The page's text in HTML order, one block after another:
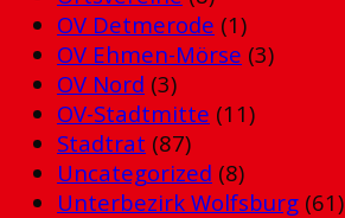
OV Detmerode (1)
OV Ehmen-Mörse (3)
OV Nord (3)
OV-Stadtmitte (11)
Stadtrat (87)
Uncategorized (8)
Unterbezirk Wolfsburg (61)